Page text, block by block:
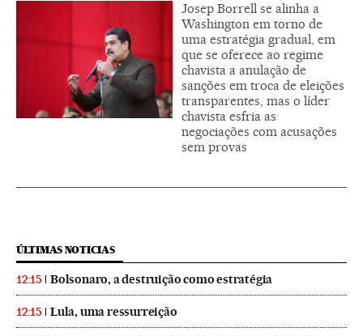
Josep Borrell se alinha a
Washington em torno de
uma estratégia gradual, em
que se oferece ao regime
chavista a anulação de
sanções em troca de eleições
transparentes, mas o líder
chavista esfria as
negociações com acusações
sem provas
ÚLTIMAS NOTICIAS
12:15 Bolsonaro, a destruição como estratégia
12:15 Lula, uma ressurreição